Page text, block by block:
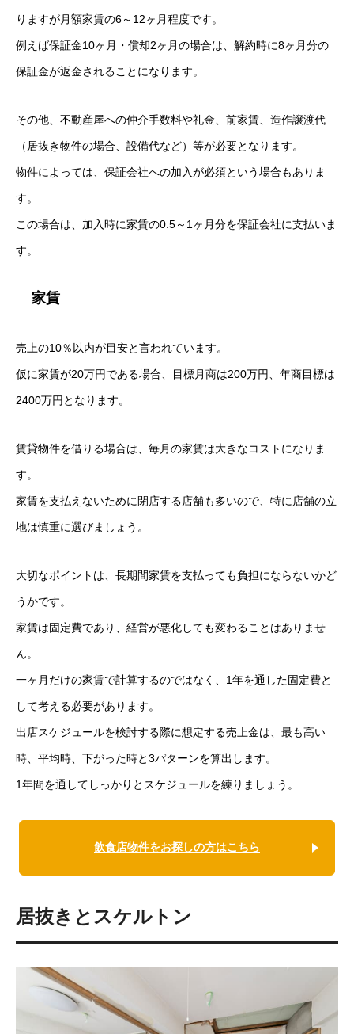
りますが月額家賃の6～12ヶ月程度です。
例えば保証金10ヶ月・償却2ヶ月の場合は、解約時に8ヶ月分の
保証金が返金されることになります。
その他、不動産屋への仲介手数料や礼金、前家賃、造作譲渡代
（居抜き物件の場合、設備代など）等が必要となります。
物件によっては、保証会社への加入が必須という場合もありま
す。
この場合は、加入時に家賃の0.5～1ヶ月分を保証会社に支払いま
す。
家賃
売上の10％以内が目安と言われています。
仮に家賃が20万円である場合、目標月商は200万円、年商目標は
2400万円となります。
賃貸物件を借りる場合は、毎月の家賃は大きなコストになりま
す。
家賃を支払えないために閉店する店舗も多いので、特に店舗の立
地は慎重に選びましょう。
大切なポイントは、長期間家賃を支払っても負担にならないかど
うかです。
家賃は固定費であり、経営が悪化しても変わることはありませ
ん。
一ヶ月だけの家賃で計算するのではなく、1年を通した固定費と
して考える必要があります。
出店スケジュールを検討する際に想定する売上金は、最も高い
時、平均時、下がった時と3パターンを算出します。
1年間を通してしっかりとスケジュールを練りましょう。
飲食店物件をお探しの方はこちら
居抜きとスケルトン